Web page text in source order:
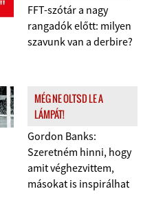
FFT-szótár a nagy
rangadók előtt: milyen
szavunk van a derbire?
MÉG NE OLTSD LE A
LÁMPÁT!
Gordon Banks:
Szeretném hinni, hogy
amit véghezvittem,
másokat is inspirálhat